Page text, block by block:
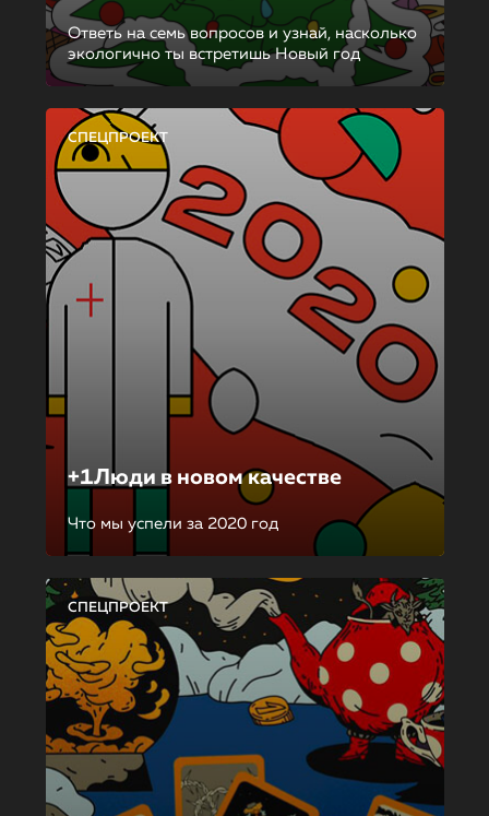
Ответь на семь вопросов и узнай, насколько
экологично ты встретишь Новый год
СПЕЦПРОЕКТ
+1Люди в новом качестве
Что мы успели за 2020 год
СПЕЦПРОЕКТ